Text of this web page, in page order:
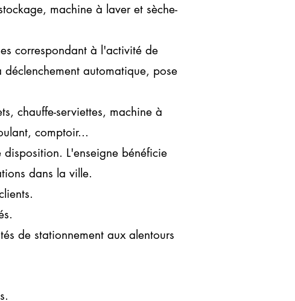
machine à laver et sèche-
correspondant à l'activité de
automatique, pose
chauffe-serviettes, machine à
comptoir...
L'enseigne bénéficie
dans la ville.
de stationnement aux alentours